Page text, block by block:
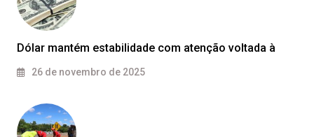
Dólar mantém estabilidade com atenção voltada à
26 de novembro de 2025